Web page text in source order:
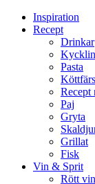
Inspiration
Recept
Drinkar
Pasta
Recept
Paj
Gryta
Grillat
Fisk
Vin & Sprit
Rött vin